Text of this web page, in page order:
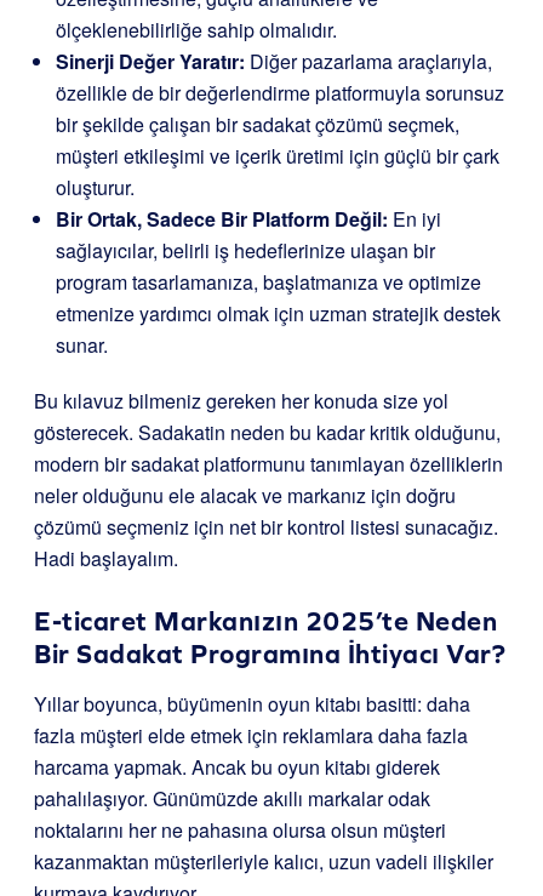
ölçeklenebilirliğe sahip olmalıdır.
Sinerji Değer Yaratır: Diğer pazarlama araçlarıyla,
özellikle de bir değerlendirme platformuyla sorunsuz
bir şekilde çalışan bir sadakat çözümü seçmek,
müşteri etkileşimi ve içerik üretimi için güçlü bir çark
oluşturur.
Bir Ortak, Sadece Bir Platform Değil: En iyi
sağlayıcılar, belirli iş hedeflerinize ulaşan bir
program tasarlamanıza, başlatmanıza ve optimize
etmenize yardımcı olmak için uzman stratejik destek
sunar.
Bu kılavuz bilmeniz gereken her konuda size yol
gösterecek. Sadakatin neden bu kadar kritik olduğunu,
modern bir sadakat platformunu tanımlayan özelliklerin
neler olduğunu ele alacak ve markanız için doğru
çözümü seçmeniz için net bir kontrol listesi sunacağız.
Hadi başlayalım.
E-ticaret Markanızın 2025’te Neden
Bir Sadakat Programına İhtiyacı Var?
Yıllar boyunca, büyümenin oyun kitabı basitti: daha
fazla müşteri elde etmek için reklamlara daha fazla
harcama yapmak. Ancak bu oyun kitabı giderek
pahalılaşıyor. Günümüzde akıllı markalar odak
noktalarını her ne pahasına olursa olsun müşteri
kazanmaktan müşterileriyle kalıcı, uzun vadeli ilişkiler